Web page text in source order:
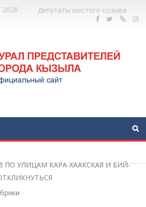
2026
Депутаты шестого созыва
ПО УЛИЦАМ КАРА-ХААКСКАЯ И БИЙ-